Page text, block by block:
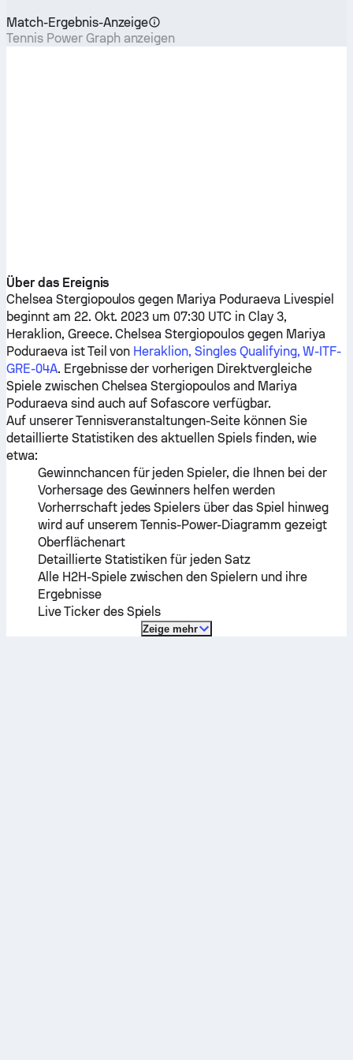
Match-Ergebnis-Anzeige
Tennis Power Graph anzeigen
Über das Ereignis
Chelsea Stergiopoulos gegen Mariya Poduraeva Livespiel
beginnt am 22. Okt. 2023 um 07:30 UTC in Clay 3,
Heraklion, Greece.Chelsea Stergiopoulosgegen Mariya
Poduraeva ist Teil von Heraklion, Singles Qualifying, W-ITF-
GRE-04A. Ergebnisse der vorherigen Direktvergleiche
Spiele zwischen Chelsea Stergiopoulosand Mariya
Poduraeva sind auch auf Sofascore verfügbar.
Auf unserer Tennisveranstaltungen-Seite können Sie
detaillierte Statistiken des aktuellen Spiels finden, wie
etwa:
Gewinnchancen für jeden Spieler, die Ihnen bei der
Vorhersage des Gewinners helfen werden
Vorherrschaft jedes Spielers über das Spiel hinweg
wird auf unserem Tennis-Power-Diagramm gezeigt
Oberflächenart
Detaillierte Statistiken für jeden Satz
Alle H2H-Spiele zwischen den Spielern und ihre
Ergebnisse
Live Ticker des Spiels
Zeige mehr